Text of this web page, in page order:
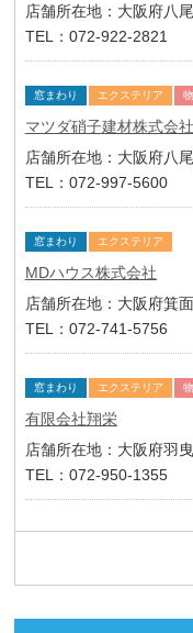
店舗所在地：大阪府八
TEL：072-922-2821
窓まわり エクステリア
マツダ硝子建材株式会社
店舗所在地：大阪府八
TEL：072-997-5600
窓まわり エクステリア
MDハウス株式会社
店舗所在地：大阪府箕
TEL：072-741-5756
窓まわり エクステリア
有限会社翔栄
店舗所在地：大阪府羽
TEL：072-950-1355